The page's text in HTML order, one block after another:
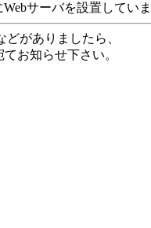
Webサーバを設置してい
がありましたら、
てお知らせ下さい。